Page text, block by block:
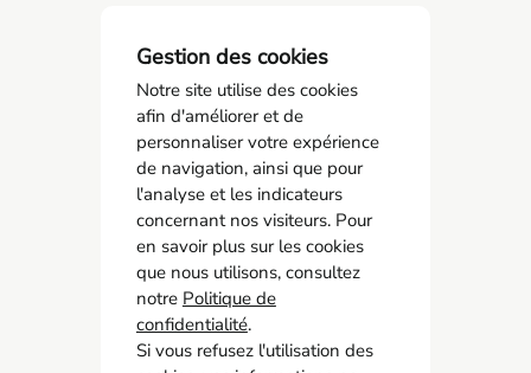
AMCO BTP
05 55 11 21 00
6 Allée Duke Ellington
87067 Limoges
Gestion des cookies
Notre site utilise des cookies
afin d'améliorer et de
personnaliser votre expérience
de navigation, ainsi que pour
l'analyse et les indicateurs
concernant nos visiteurs. Pour
en savoir plus sur les cookies
que nous utilisons, consultez
notre Politique de
confidentialité.
Si vous refusez l'utilisation des